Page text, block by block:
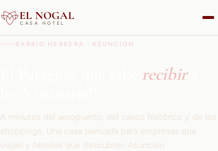
EL NOGAL
CASA HOTEL
BARRIO HERRERA · ASUNCIÓN
recibira
A minutos del aeropuerto, del casco histórico y de los
shoppings. Una casa pensada para empresas que
viajan y familias que descubren Asunción.